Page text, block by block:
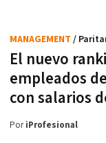
El nuevo
empleados
con salarios
MANAGEMENT /
PoriProfesional